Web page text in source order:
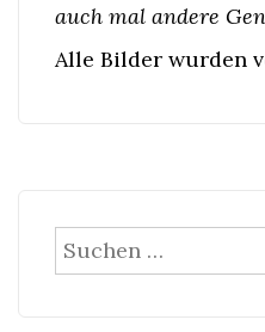
auch mal andere
Alle Bilder wurden
Suchen
nach: